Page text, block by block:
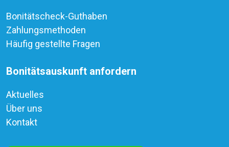
Bonitätscheck-Guthaben
Zahlungsmethoden
Häufig gestellte Fragen
Bonitätsauskunft anfordern
Aktuelles
Über uns
Kontakt